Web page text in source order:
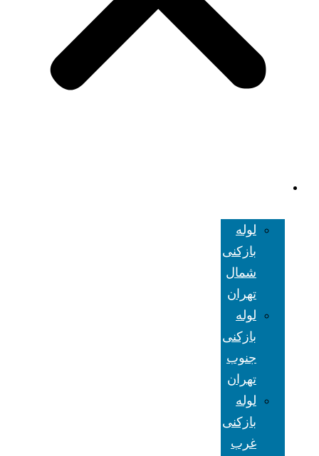
لوله
بازکنی
شمال
تهران
لوله
بازکنی
جنوب
تهران
لوله
بازکنی
غرب